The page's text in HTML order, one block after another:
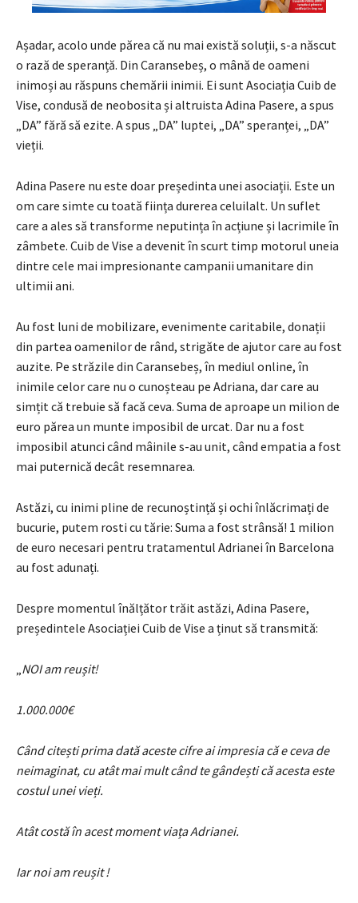
Așadar, acolo unde părea că nu mai există soluții, s-a născut
o rază de speranță. Din Caransebeș, o mână de oameni
inimoși au răspuns chemării inimii. Ei sunt Asociația Cuib de
Vise, condusă de neobosita și altruista Adina Pasere, a spus
„DA” fără să ezite. A spus „DA” luptei, „DA” speranței, „DA”
vieții.
Adina Pasere nu este doar președinta unei asociații. Este un
om care simte cu toată ființa durerea celuilalt. Un suflet
care a ales să transforme neputința în acțiune și lacrimile în
zâmbete. Cuib de Vise a devenit în scurt timp motorul uneia
dintre cele mai impresionante campanii umanitare din
ultimii ani.
Au fost luni de mobilizare, evenimente caritabile, donații
din partea oamenilor de rând, strigăte de ajutor care au fost
auzite. Pe străzile din Caransebeș, în mediul online, în
inimile celor care nu o cunoșteau pe Adriana, dar care au
simțit că trebuie să facă ceva. Suma de aproape un milion de
euro părea un munte imposibil de urcat. Dar nu a fost
imposibil atunci când mâinile s-au unit, când empatia a fost
mai puternică decât resemnarea.
Astăzi, cu inimi pline de recunoștință și ochi înlăcrimați de
bucurie, putem rosti cu tărie: Suma a fost strânsă! 1 milion
de euro necesari pentru tratamentul Adrianei în Barcelona
au fost adunați.
Despre momentul înălțător trăit astăzi, Adina Pasere,
președintele Asociației Cuib de Vise a ținut să transmită:
NOI am reușit!
1.000.000€
Când citești prima dată aceste cifre ai impresia că e ceva de
neimaginat, cu atât mai mult când te gândești că acesta este
costul unei vieți.
Atât costă în acest moment viața Adrianei.
Iar noi am reușit !